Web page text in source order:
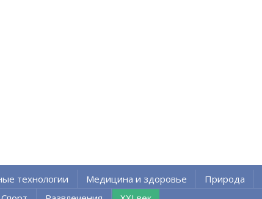
технологии Медицина и здоровье Природа